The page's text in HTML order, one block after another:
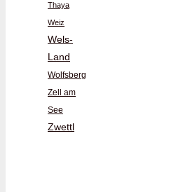
Thaya
Weiz
Wels-
Land
Wolfsberg
Zell am
See
Zwettl